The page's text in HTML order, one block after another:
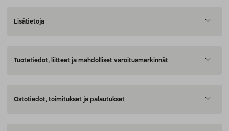
Lisätietoja
Tuotetiedot, liitteet ja mahdolliset varoitusmerkinnät
Ostotiedot, toimitukset ja palautukset